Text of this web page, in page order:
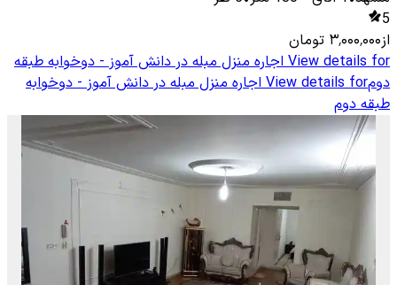
5
از۳٬۰۰۰٬۰۰۰ تومان
View details for اجاره منزل مبله در دانش آموز - دوخوابه طبقه
دومView details for اجاره منزل مبله در دانش آموز - دوخوابه
طبقه دوم